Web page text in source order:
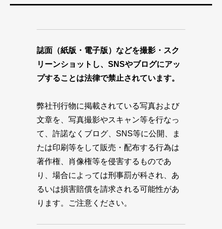
誌面（紙版・電子版）などを撮影・スク
リーンショットし、SNSやブログにアッ
プすることは法律で禁止されています。
弊社刊行物に掲載されている写真および
文章を、写真撮影やスキャン等を行なっ
て、許諾なくブログ、SNS等に公開、ま
たは印刷等をして販売・配布する行為は
著作権、肖像権等を侵害するものであ
り、場合によっては刑事罰が科され、あ
るいは損害賠償を請求される可能性があ
ります。ご注意ください。